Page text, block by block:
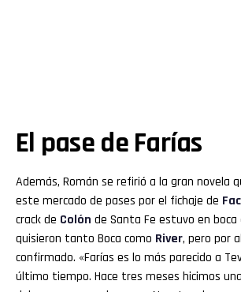
El pase de Farías
Además, Román se refirió a la gran novela
este mercado de pases por el fichaje de
crack de Colón de Santa Fe estuvo en
quisieron tanto Boca como River, pero por
confirmado. «Farías es lo más parecido a
último tiempo. Hace tres meses hicimos